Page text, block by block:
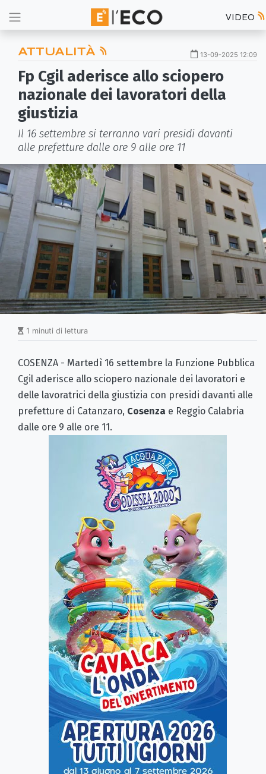
VIDEO
ATTUALITÀ 13-09-2025 12:09
Fp Cgil aderisce allo sciopero
nazionale dei lavoratori della
giustizia
Il 16 settembre si terranno vari presidi davanti
alle prefetture dalle ore 9 alle ore 11
1 minuti di lettura
COSENZA - Martedì 16 settembre la Funzione Pubblica
Cgil aderisce allo sciopero nazionale dei lavoratori e
delle lavoratrici della giustizia con presidi davanti alle
prefetture di Catanzaro, Cosenza e Reggio Calabria
dalle ore 9 alle ore 11.